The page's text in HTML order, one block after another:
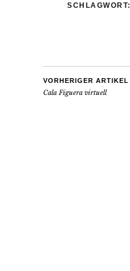
SCHLAGWORT:
VORHERIGER ARTIKEL
Cala Figuera virtuell